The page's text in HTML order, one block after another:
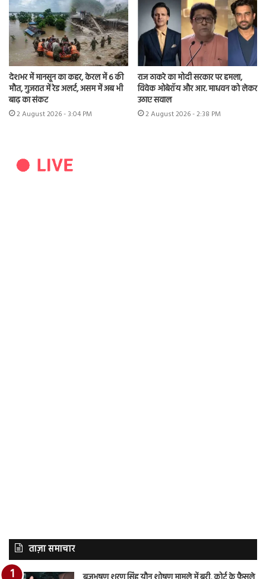
देशभर में मानसून का कहर, केरल में 6 की
मौत, गुजरात में रेड अलर्ट, असम में अब भी
बाढ़ का संकट
2 August 2026 - 3:04 PM
राज ठाकरे का मोदी सरकार पर हमला,
विवेक ओबेरॉय और आर. माधवन को लेकर
उठाए सवाल
2 August 2026 - 2:38 PM
ताज़ा समाचार